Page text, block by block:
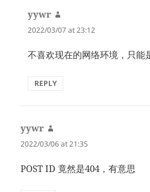
yywr
2022/03/07 at 23:12
不喜欢现在的网络环境，只能
REPLY
yywr
2022/03/06 at 21:35
POST ID 竟然是404，有意思